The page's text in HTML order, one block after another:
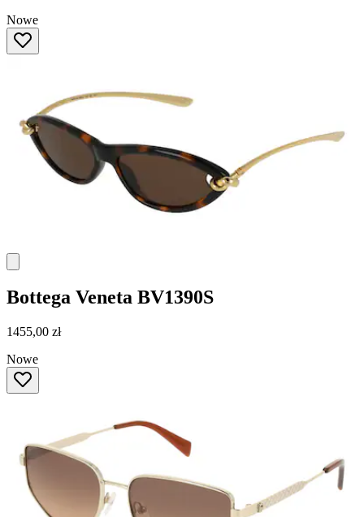
Nowe
Bottega Veneta BV1390S
1455,00 zł
Nowe